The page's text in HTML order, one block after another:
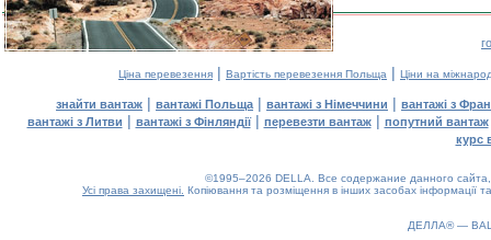
Ціна перевезення | Вартість перевезення Польща | Ціни на
знайти вантаж | вантажі Польща | вантажі з Німеччини | вантажі з
вантажі з Литви | вантажі з Фінляндії| перевезти вантаж| попутний вантаж
курс
©1995–2026 DELLA. Все содержание данного
Усі права захищені. Копіювання та розміщення в інших засобах інформації
ДЕЛЛА® —